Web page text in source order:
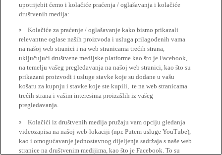
upotrijebit ćemo i kolačiće praćenja / oglašavanja i kolačiće
društvenih medija:
Kolačiće za praćenje / oglašavanje kako bismo prikazali
relevantne oglase naših proizvoda i usluga prilagođenih vama
na našoj web stranici i na web stranicama trećih strana,
uključujući društvene medijske platforme kao što je Facebook,
na temelju vašeg pregledavanja na našoj web stranici, kao što su
prikazani proizvodi i usluge stavke koje su dodane u vašu
košaru za kupnju i stavke koje ste kupili, te na web stranicama
trećih strana i vašim interesima proizašlih iz vašeg
pregledavanja.
Kolačići iz društvenih medija pružaju vam opciju gledanja
videozapisa na našoj web-lokaciji (npr. Putem usluge YouTube),
kao i omogućavanje jednostavnog dijeljenja sadržaja s naše web
stranice na društvenim medijima, kao što je Facebook. To su